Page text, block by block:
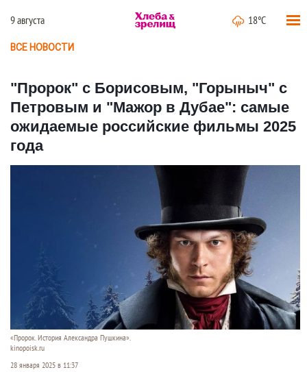
9 августа 18°C
ВСЕ НОВОСТИ
"Пророк" с Борисовым, "Горыныч" с
Петровым и "Мажор в Дубае": самые
ожидаемые российские фильмы 2025
года
«Пророк. История Александра Пушкина».
kinopoisk.ru
28 января 2025 в 11:37